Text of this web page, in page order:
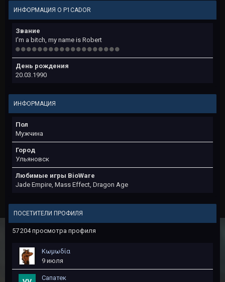
ИНФОРМАЦИЯ О P1CADOR
Звание
I'm a bitch, my name is Robert
День рождения
20.03.1990
ИНФОРМАЦИЯ
Пол
Мужчина
Город
Ульяновск
Любимые игры BioWare
Jade Empire, Mass Effect, Dragon Age
ПОСЕТИТЕЛИ ПРОФИЛЯ
57 204 просмотра профиля
Kωμωδία
9 июля
Сапатек